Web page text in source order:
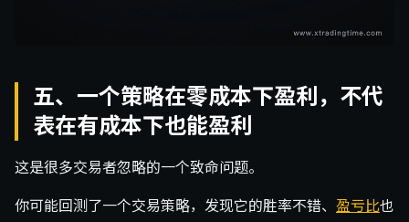
五、一个策略在零成本下盈利，不代
表在有成本下也能盈利
这是很多交易者忽略的一个致命问题。
你可能回测了一个交易策略，发现它的胜率不错、 盈亏比也